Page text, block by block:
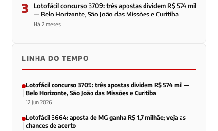
3
Lotofácil concurso 3709: três apostas dividem R$ 574 mil
— Belo Horizonte, São João das Missões e Curitiba
Há 2 meses
LINHA DO TEMPO
Lotofácil concurso 3709: três apostas dividem R$ 574 mil —
Belo Horizonte, São João das Missões e Curitiba
12 jun 2026
Lotofácil 3664: aposta de MG ganha R$ 1,7 milhão; veja as
chances de acerto